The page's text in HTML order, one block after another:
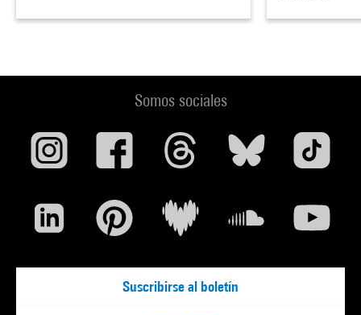
Somos sociales
Suscribirse al boletín